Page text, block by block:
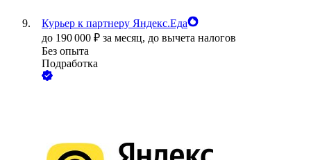
Курьер к партнеру Яндекс.Еда
до 190 000 ₽ за месяц, до вычета налогов
Без опыта
Подработка